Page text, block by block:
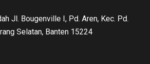
Jl. Bougenville I, Pd. Aren, Kec. Pd.
Selatan, Banten 15224